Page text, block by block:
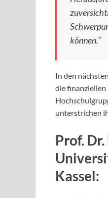
können.“
In den
die finanziellen
unterstrichen
Prof.
Kassel: